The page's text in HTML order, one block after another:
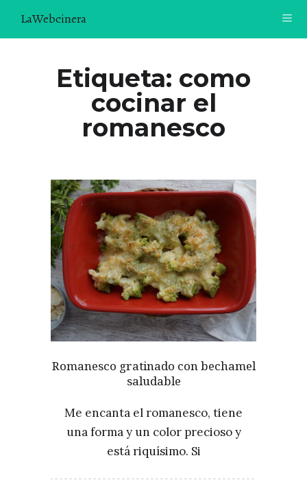
LaWebcinera
¿TE GUSTARÍA UNIRTE A NUESTRA AVENTURA GASTRON
ÓMICA?
ÚNETE A LA NEWSLETTER
RECOMENDACIONES
Etiqueta: como
cocinar el
romanesco
Romanesco gratinado con bechamel
saludable
Me encanta el romanesco, tiene
una forma y un color precioso y
está riquísimo. Si